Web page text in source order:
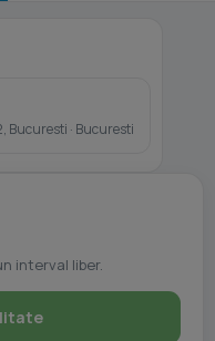
Bucuresti · Bucuresti
interval liber.